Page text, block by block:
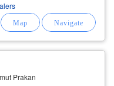
Prakan